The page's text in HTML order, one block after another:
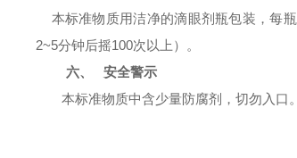
本标准物质用洁净的滴眼剂瓶包装，每瓶
2~5分钟后摇100次以上）。
六、
安全警示
本标准物质中含少量防腐剂，切勿入口。